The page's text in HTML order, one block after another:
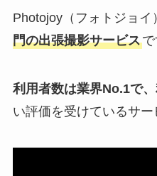
Photojoy（フォトジョイ
門の出張撮影サービスで
利用者数は業界No.1で
い評価を受けているサー